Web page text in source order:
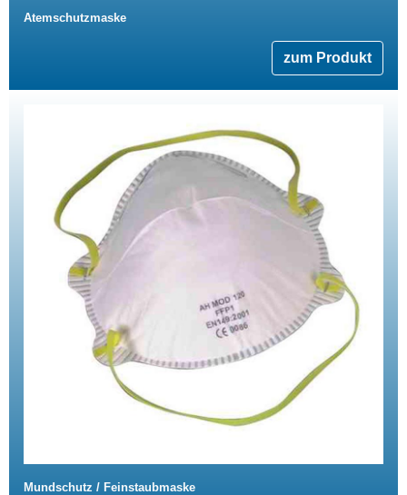
Atemschutzmaske
zum Produkt
Mundschutz / Feinstaubmaske